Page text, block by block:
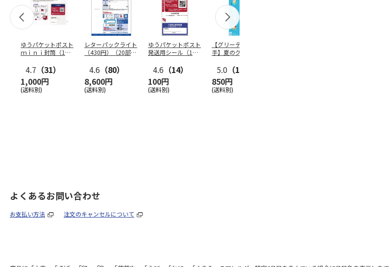
ゆうパケットポスト
ｍｉｎｉ封筒（1個
4.7 （31）
1,000円
(送料別)
レターパックライト
（430円）（20部セ
4.6 （80）
8,600円
(送料別)
ゆうパケットポスト
発送用シール（1個
4.6 （14）
100円
(送料別)
【グリーティング切
手】夏のグリーティ
5.0 （10）
850円
(送料別)
よくあるお問い合わせ
お支払い方法 注文のキャンセルについて